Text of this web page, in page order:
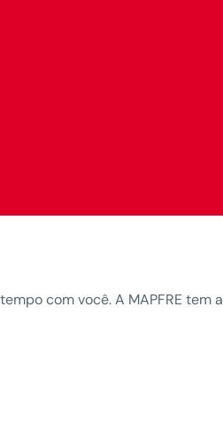
com você. A MAPFRE tem a